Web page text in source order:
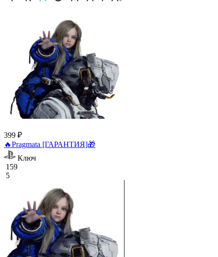
399 ₽
🔥Pragmata [ГАРАНТИЯ]🎁
Ключ
159
5